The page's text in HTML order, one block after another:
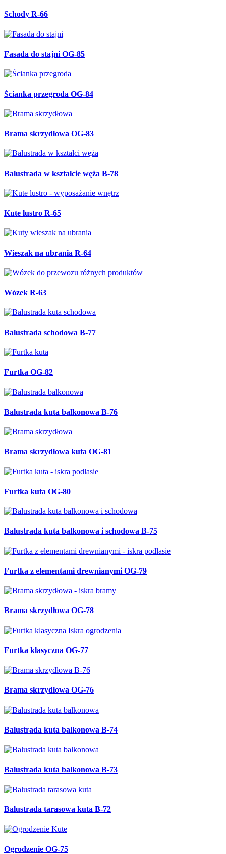
Schody R-66
Fasada do stajni OG-85
Ścianka przegroda OG-84
Brama skrzydłowa OG-83
Balustrada w kształcie węża B-78
Kute lustro R-65
Wieszak na ubrania R-64
Wózek R-63
Balustrada schodowa B-77
Furtka OG-82
Balustrada kuta balkonowa B-76
Brama skrzydłowa kuta OG-81
Furtka kuta OG-80
Balustrada kuta balkonowa i schodowa B-75
Furtka z elementami drewnianymi OG-79
Brama skrzydłowa OG-78
Furtka klasyczna OG-77
Brama skrzydłowa OG-76
Balustrada kuta balkonowa B-74
Balustrada kuta balkonowa B-73
Balustrada tarasowa kuta B-72
Ogrodzenie OG-75